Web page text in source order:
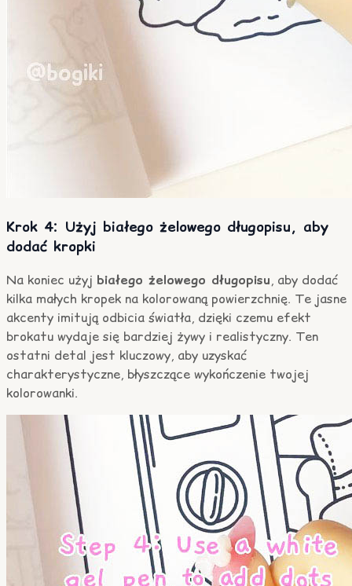
Krok 4: Użyj białego żelowego długopisu, aby
dodać kropki
Na koniec użyj białego żelowego długopisu, aby dodać
kilka małych kropek na kolorowaną powierzchnię. Te jasne
akcenty imitują odbicia światła, dzięki czemu efekt
brokatu wydaje się bardziej żywy i realistyczny. Ten
ostatni detal jest kluczowy, aby uzyskać
charakterystyczne, błyszczące wykończenie twojej
kolorowanki.